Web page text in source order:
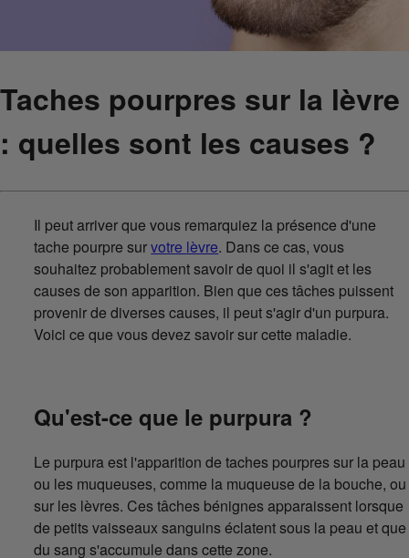
Taches pourpres sur la lèvre
: quelles sont les causes ?
Il peut arriver que vous remarquiez la présence d'une
tache pourpre survotre lèvre. Dans ce cas, vous
souhaitez probablement savoir de quoi il s'agit et les
causes de son apparition. Bien que ces tâches puissent
provenir de diverses causes, il peut s'agir d'un purpura.
Voici ce que vous devez savoir sur cette maladie.
Qu'est-ce que le purpura ?
Le purpura est l'apparition de taches pourpres sur la peau
ou les muqueuses, comme la muqueuse de la bouche, ou
sur les lèvres. Ces tâches bénignes apparaissent lorsque
de petits vaisseaux sanguins éclatent sous la peau et que
du sang s'accumule dans cette zone.